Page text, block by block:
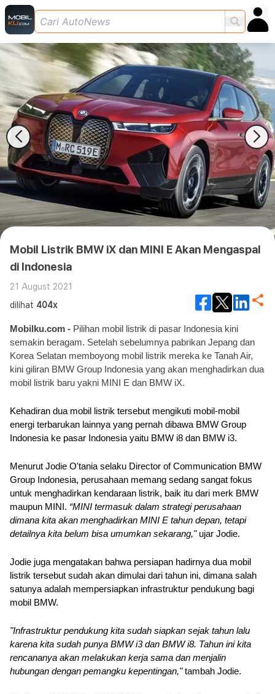
Mobil Listrik BMW iX dan MINI E Akan Mengaspal
di Indonesia
21 August 2021
dilihat 404x
Mobilku.com - Pilihan mobil listrik di pasar Indonesia kini
semakin beragam. Setelah sebelumnya pabrikan Jepang dan
Korea Selatan memboyong mobil listrik mereka ke Tanah Air,
kini giliran BMW Group Indonesia yang akan menghadirkan dua
mobil listrik baru yakni MINI E dan BMW iX.
Kehadiran dua mobil listrik tersebut mengikuti mobil-mobil
energi terbarukan lainnya yang pernah dibawa BMW Group
Indonesia ke pasar Indonesia yaitu BMW i8 dan BMW i3.
Menurut Jodie O'tania selaku Director of Communication BMW
Group Indonesia, perusahaan memang sedang sangat fokus
untuk menghadirkan kendaraan listrik, baik itu dari merk BMW
maupun MINI. “MINI termasuk dalam strategi perusahaan
dimana kita akan menghadirkan MINI E tahun depan, tetapi
detailnya kita belum bisa umumkan sekarang," ujar Jodie.
Jodie juga mengatakan bahwa persiapan hadirnya dua mobil
listrik tersebut sudah akan dimulai dari tahun ini, dimana salah
satunya adalah mempersiapkan infrastruktur pendukung bagi
mobil BMW.
"Infrastruktur pendukung kita sudah siapkan sejak tahun lalu
karena kita sudah punya BMW i3 dan BMW i8. Tahun ini kita
rencananya akan melakukan kerja sama dan menjalin
hubungan dengan pemangku kepentingan," tambah Jodie.